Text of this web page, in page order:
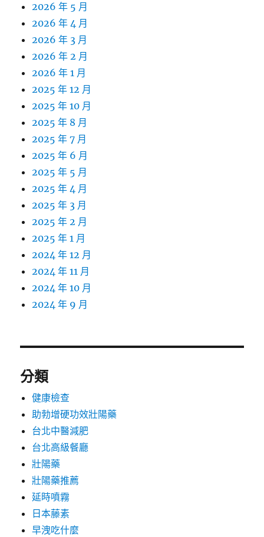
2026 年 5 月
2026 年 4 月
2026 年 3 月
2026 年 2 月
2026 年 1 月
2025 年 12 月
2025 年 10 月
2025 年 8 月
2025 年 7 月
2025 年 6 月
2025 年 5 月
2025 年 4 月
2025 年 3 月
2025 年 2 月
2025 年 1 月
2024 年 12 月
2024 年 11 月
2024 年 10 月
2024 年 9 月
分類
健康檢查
助勃增硬功效壯陽藥
台北中醫減肥
台北高級餐廳
壯陽藥
壯陽藥推薦
延時噴霧
日本藤素
早洩吃什麼